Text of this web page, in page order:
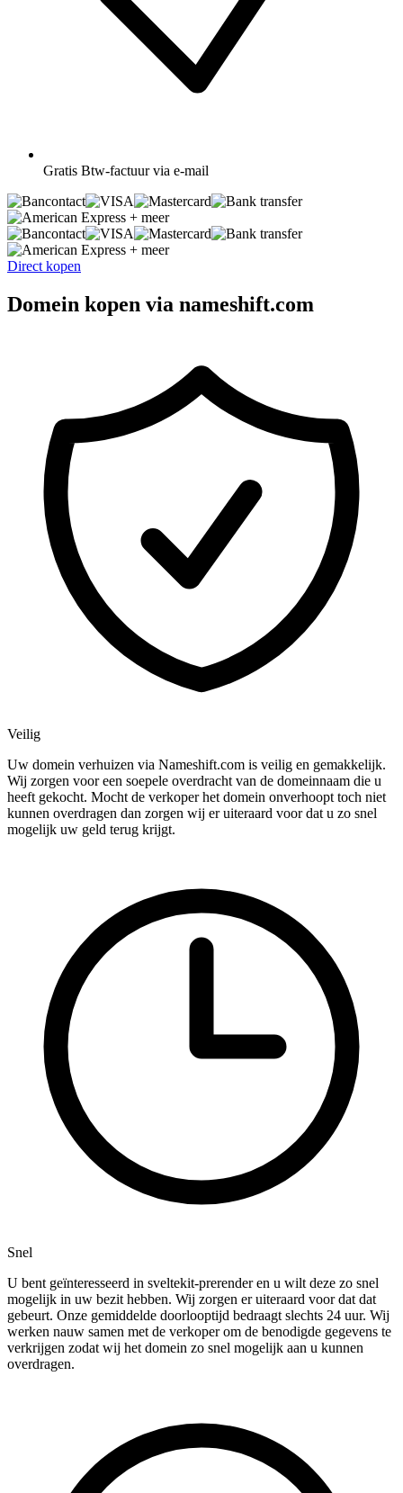
Gratis Btw-factuur via e-mail
+ meer
+ meer
Direct kopen
Domein kopen via nameshift.com
Veilig
Uw domein verhuizen via Nameshift.com is veilig en gemakkelijk.
Wij zorgen voor een soepele overdracht van de domeinnaam die u
heeft gekocht. Mocht de verkoper het domein onverhoopt toch niet
kunnen overdragen dan zorgen wij er uiteraard voor dat u zo snel
mogelijk uw geld terug krijgt.
Snel
U bent geïnteresseerd in sveltekit-prerender en u wilt deze zo snel
mogelijk in uw bezit hebben. Wij zorgen er uiteraard voor dat dat
gebeurt. Onze gemiddelde doorlooptijd bedraagt slechts 24 uur. Wij
werken nauw samen met de verkoper om de benodigde gegevens te
verkrijgen zodat wij het domein zo snel mogelijk aan u kunnen
overdragen.